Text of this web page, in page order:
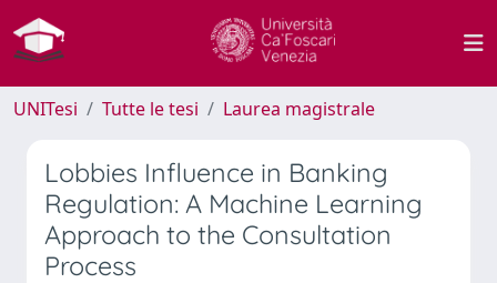
UNITesi Tutte le tesi Laurea magistrale
Lobbies Influence in Banking
Regulation: A Machine Learning
Approach to the Consultation
Process